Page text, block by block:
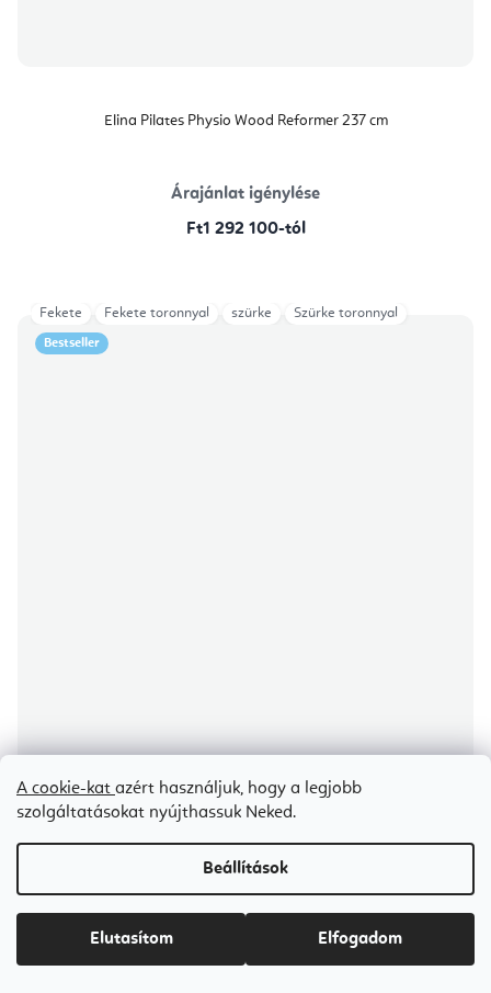
A cookie-kat azért használjuk, hogy a legjobb
szolgáltatásokat nyújthassuk Neked.
Beállítások
Elutasítom Elfogadom
Elina Pilates Physio Wood Reformer 237 cm
Árajánlat igénylése
Ft1 292 100-tól
Bestseller
Elina Pilates Master Instructor Reformer 242 cm
Árajánlat igénylése
Fekete Fekete toronnyal szürke Szürke toronnyal